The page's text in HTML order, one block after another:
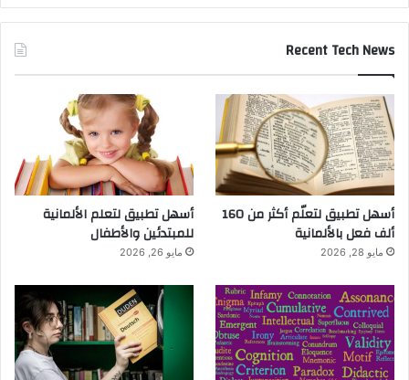
Recent Tech News
أسهل تطبيق لتعلّم أكثر من 160
ألف فعل بالألمانية
مايو 28, 2026
أسهل تطبيق لتعلم الألمانية
للمبتدئين والأطفال
مايو 26, 2026